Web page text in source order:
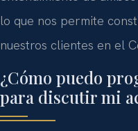
lo que nos permite
nuestros clientes en el
¿Cómo puedo
para discutir mi